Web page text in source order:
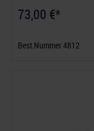
73,00 €*
Best.Nummer 4812